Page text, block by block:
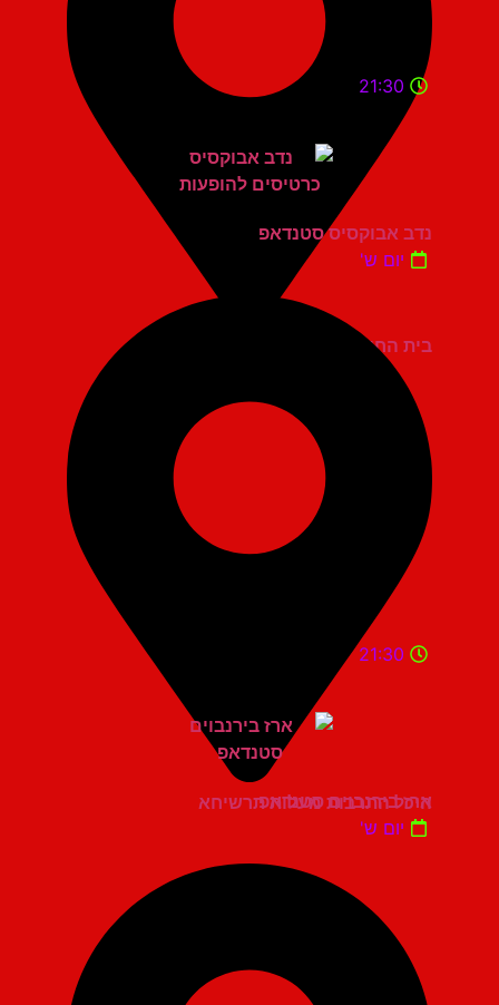
בית החייל תל אביב
21:30
נדב אבוקסיס סטנדאפ
יום ש'
היכל התרבות מעלות תרשיחא
21:30
ארז בירנבוים סטנדאפ
יום ש'